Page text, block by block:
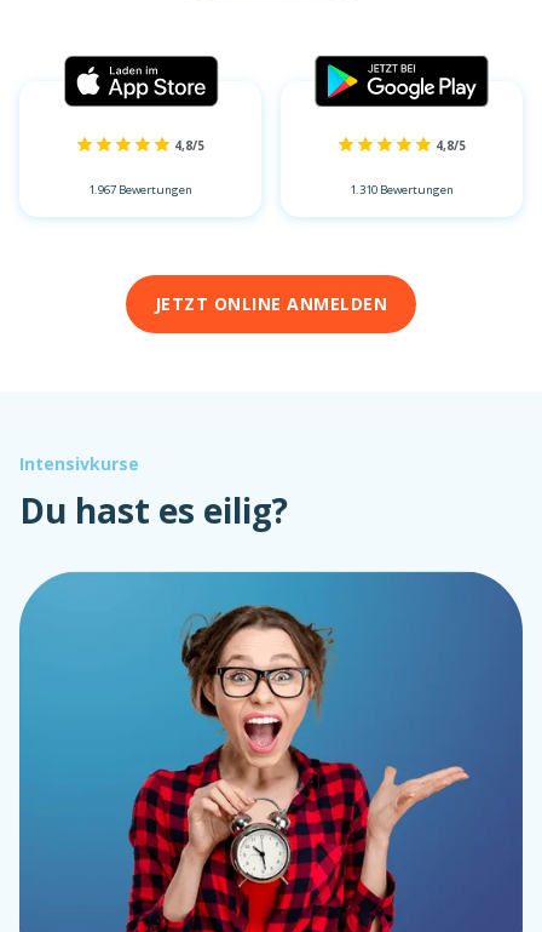
4,8/5
1.967 Bewertungen
4,8/5
1.310 Bewertungen
JETZT ONLINE ANMELDEN
Intensivkurse
Du hast es eilig?